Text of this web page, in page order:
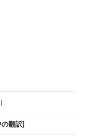
翻訳]